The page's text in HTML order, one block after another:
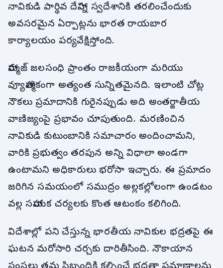
నావికుడి పార్థివ దేహాన్ని స్వదేశానికి తరలించేందుకు
అవసరమైన ఏర్పాట్లను భారత రాయబార
కార్యాలయం పర్యవేక్షిస్తోంది.
హార్ముజ్ జలసంధి ప్రాంతం రాజకీయంగా మరియు
వ్యూహాత్మకంగా అత్యంత సున్నితమైనది. ఇలాంటి చోట్ల
నౌకలు ప్రమాదానికి గురైనప్పుడు అది అంతర్జాతీయ
వాణిజ్యంపై ప్రభావం చూపుతుంది. మరణించిన
నావికుడి కుటుంబానికి సమాచారం అందించామని,
వారికి ప్రభుత్వం తరపున అన్ని విధాలా అండగా
ఉంటామని అధికారులు భరోసా ఇచ్చారు. ఈ ప్రమాదం
జరిగిన సమయంలో సముద్రం అల్లకల్లోలంగా ఉండటం
వల్ల సహాయక చర్యలకు కొంత ఆటంకం కలిగింది.
విదేశాల్లో పని చేస్తున్న భారతీయ నావికుల భద్రతపై ఈ
ఘటన మరోసారి చర్చకు దారితీసింది. నౌకాయాన